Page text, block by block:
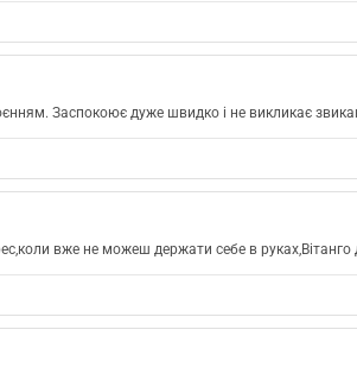
Заспокоює дуже швидко і не викликає
вже не можеш держати себе в